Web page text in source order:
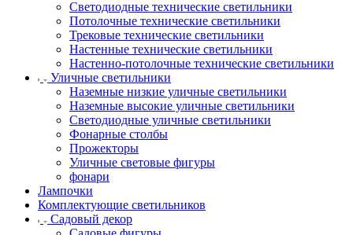
Светодиодные технические светильники
Потолочные технические светильники
Трековые технические светильники
Настенные технические светильники
Настенно-потолочные технические светильники
Уличные светильники
Наземные низкие уличные светильники
Наземные высокие уличные светильники
Светодиодные уличные светильники
Фонарные столбы
Прожекторы
Уличные световые фигуры
фонари
Лампочки
Комплектующие светильников
Садовый декор